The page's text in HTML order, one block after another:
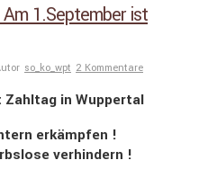
1.September ist
so_ko_wpt 2 Kommentare
in Wuppertal
erkämpfen !
verhin­dern !